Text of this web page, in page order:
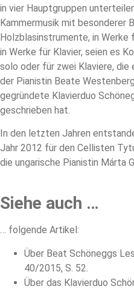
in vier Hauptgruppen
Kammermusik mit besonderer
Holzblasinstrumente, in Werke
in Werke für Klavier, seien es
solo oder für zwei Klaviere, die
der Pianistin Beate
gegründete Klavierduo
geschrieben hat.
In den letzten Jahren
Jahr 2012 für den Cellisten
die ungarische Pianistin Márta
Siehe auch …
… folgende Artikel:
Über Beat Schöneggs
40/2015, S. 52.
Über das Klavierduo